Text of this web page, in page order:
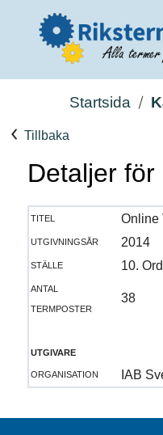
Startsida
Tillbaka
Detaljer för
titel
Online
utgivningsår
2014
ställe
10.
antal
termposter
38
utgivare
organisation
IAB